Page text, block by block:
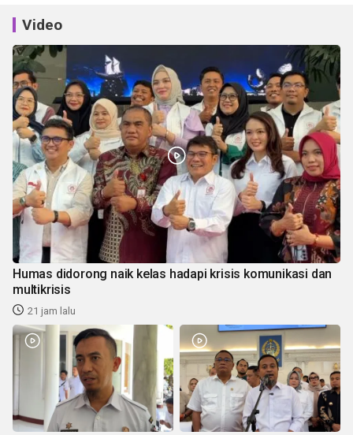
Video
Humas didorong naik kelas hadapi krisis komunikasi dan
multikrisis
21 jam lalu